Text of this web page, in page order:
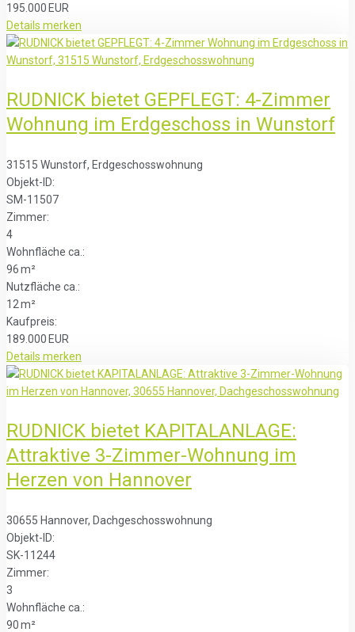
195.000 EUR
Details merken
RUDNICK bietet GEPFLEGT: 4-Zimmer
Wohnung im Erdgeschoss in Wunstorf
31515 Wunstorf, Erdgeschosswohnung
Objekt-ID:
SM-11507
Zimmer:
4
Wohnfläche ca.:
96 m²
Nutzfläche ca.:
12 m²
Kaufpreis:
189.000 EUR
Details merken
RUDNICK bietet KAPITALANLAGE:
Attraktive 3-Zimmer-Wohnung im
Herzen von Hannover
30655 Hannover, Dachgeschosswohnung
Objekt-ID:
SK-11244
Zimmer:
3
Wohnfläche ca.:
90 m²